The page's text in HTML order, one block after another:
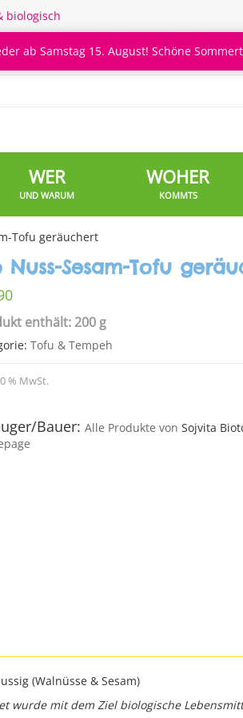
biologisch
WER
UND WARUM
WOHER
KOMMTS
Tofu geräuchert
Nuss-Sesam-Tofu
enthält: 200 g
Tofu & Tempeh
% MwSt.
Bauer:Alle Produkte von Sojvita
(Walnüsse & Sesam)
wurde mit dem Ziel biologische
ab Samstag 15. August! Schöne